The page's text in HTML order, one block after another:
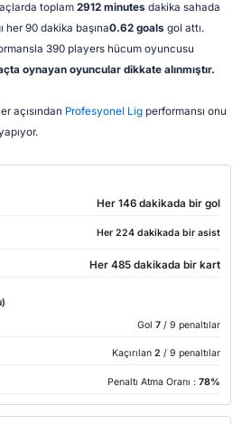
toplam 2912 minutes dakika sahada
her 90 dakika başına0.62 goals gol attı.
390 players hücum oyuncusu
oynayan oyuncular dikkate alınmıştır.
açısından Profesyonel Ligperformansı onu
Her 146 dakikada bir gol
Her 224 dakikada bir asist
Her 485 dakikada bir kart
Gol 7 / 9 penaltılar
Kaçırılan 2 / 9 penaltılar
Penaltı Atma Oranı : 78%